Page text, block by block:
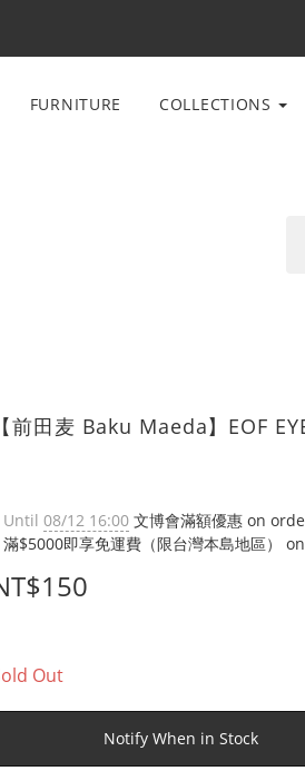
FURNITURE COLLECTIONS
【前田麦 Baku Maeda】EOF
Until 08/12 16:00 文博會滿額優惠 on
滿$5000即享免運費（限台灣本島地區）
Out
Notify When in Stock